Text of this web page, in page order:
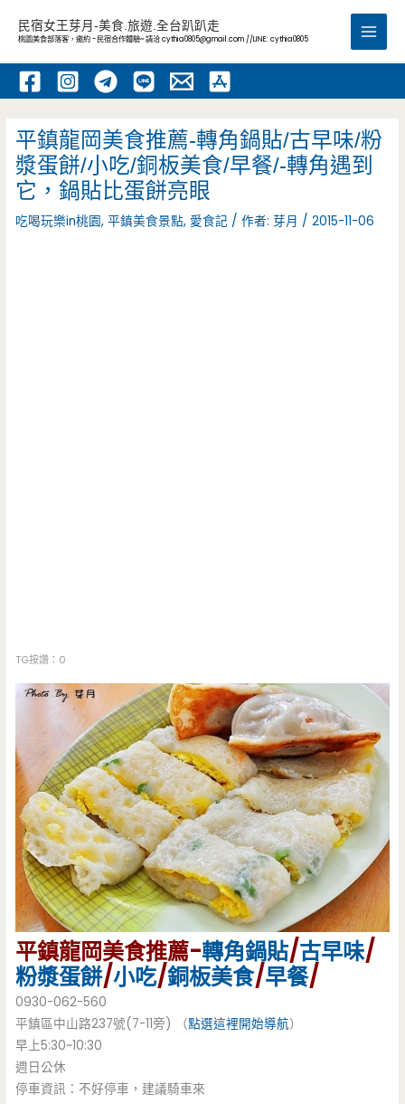
內
民宿女王芽月-美食.旅遊.全台趴趴走
桃園美食部落客，邀約 -民宿合作體驗~ 請洽cythia0805@gmail.com //LINE: cythia0805
Main
平鎮龍岡美食推薦-轉角鍋貼/古早味/粉
漿蛋餅/小吃/銅板美食/早餐/-轉角遇到
它，鍋貼比蛋餅亮眼
吃喝玩樂in桃園,平鎮美食景點, 愛食記 / 作者:芽月 /2015-11-06
TG按讚：0
平鎮龍岡美食推薦-轉角鍋貼/古早味/
粉漿蛋餅/小吃/銅板美食/早餐/
0930-062-560
平鎮區中山路237號(7-11旁) （點選這裡開始導航）
早上5:30~10:30
週日公休
停車資訊：不好停車，建議騎車來